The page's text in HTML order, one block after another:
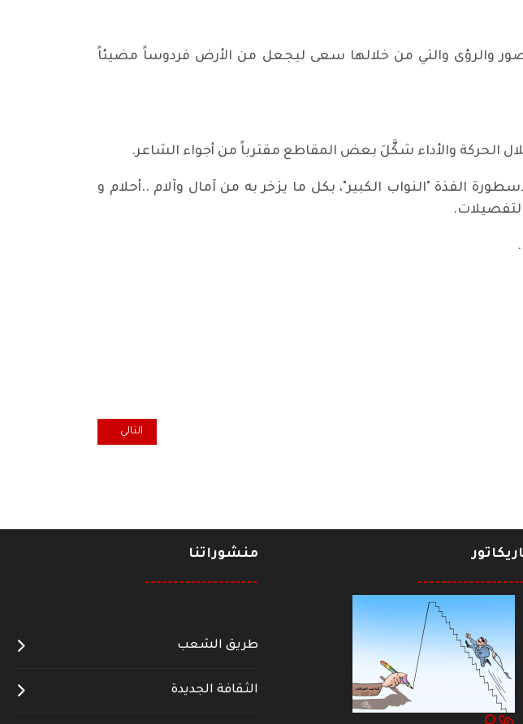
والرؤى والتي من خلالها سعى ليجعل من الأرض فردوساً مضيئاً
الحركة والأداء شكَّلَ بعض المقاطع مقترباً من أجواء الشاعر.
الفذة "النواب الكبير"، بكل ما يزخر به من آمال وآلام ..أحلام و
لا تنتهي المقال التالي: تونس بخير
التالي
منشوراتنا
--------------------
طريق الشعب
الثقافة الجديدة